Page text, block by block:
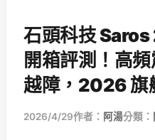
石頭科技
開箱評測！高
越障，2026 旗
2026/4/29作者： 阿湯分類：